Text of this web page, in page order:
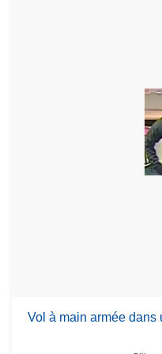
Vol à main armée